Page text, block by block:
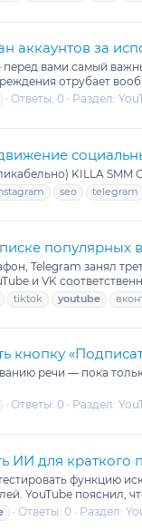
за
вами самый
отрубает
Ответы: 0 Раздел:
KILLA
seo telegram
Telegram занял
и VK
tiktok youtube
кнопку
речи — пока
Ответы: 0 Раздел:
ИИ для
функцию
YouTube пояснил,
Ответы: 0 Раздел: